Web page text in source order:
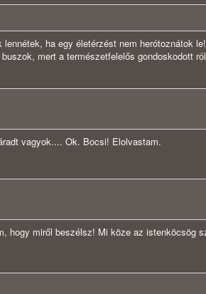
ha egy életérzést nem herótoznátok
mert a természetfelelős gondoskodott
vagyok.... Ok. Bocsi! Elolvastam.
hogy miről beszélsz! Mi köze az istenköcsög